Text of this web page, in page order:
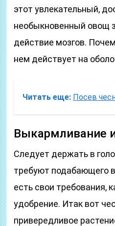
этот увлекательный,
необыкновенный овощ
действие мозгов.
нем действует на
Читать еще: Посев
Выкармливание
Следует держать в
требуют подабающего
есть свои требования,
удобрение. Итак вот
привередливое